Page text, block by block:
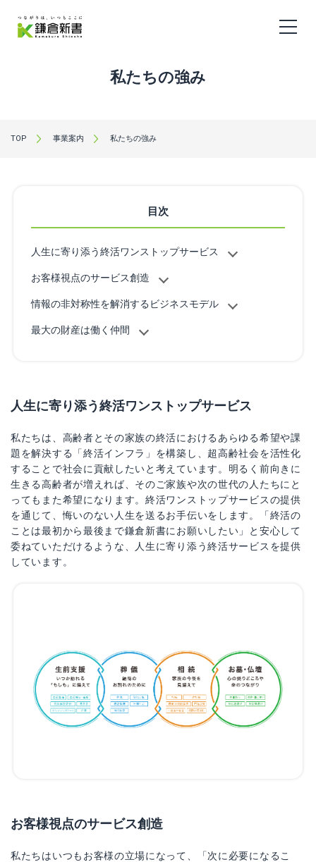
私たちの強み
TOP 事業案内 私たちの強み
目次
人生に寄り添う終活ワンストップサービス
お客様視点のサービス創造
情報の非対称性を解消するビジネスモデル
最大の財産は働く仲間
人生に寄り添う終活ワンストップサービス
私たちは、高齢者とその家族の終活におけるあらゆる希望や課
題を解決する「終活インフラ」を構築し、超高齢社会を活性化
することで社会に貢献したいと考えています。明るく前向きに
生きる高齢者が増えれば、そのご家族や次の世代の人たちにと
ってもまた希望になります。終活ワンストップサービスの提供
を通じて、悔いのない人生を送るお手伝いをします。「終活の
ことは最初から最後まで鎌倉新書にお願いしたい」と安心して
委ねていただけるような、人生に寄り添う終活サービスを提供
しています。
お客様視点のサービス創造
私たちはいつもお客様の立場になって、「次に必要になるこ